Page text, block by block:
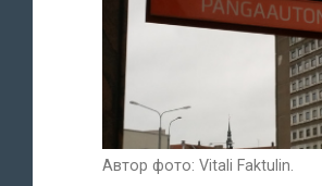
Автор фото: Vitali Faktulin.